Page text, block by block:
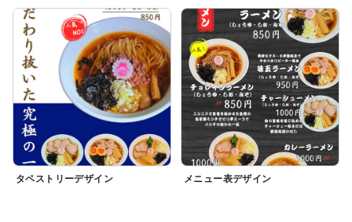
タペストリーデザイン メニュー表デザイン